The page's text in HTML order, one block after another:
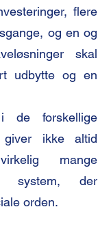
flere
og en og
skal
udbytte og en
i de forskellige
ikke altid
mange
system, der
orden.